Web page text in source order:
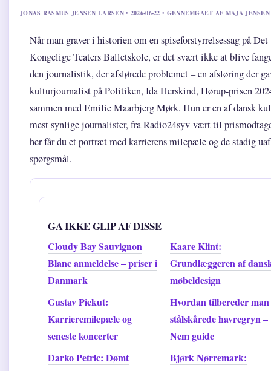
JONAS RASMUS JENSEN LARSEN • 2026-06-22 • GENNEMGAET AF MAJA JENSEN
Når man graver i historien om en spiseforstyrrelsessag på Det
Kongelige Teaters Balletskole, er det svært ikke at blive
den journalistik, der afslørede problemet – en afsløring der
kulturjournalist på Politiken, Ida Herskind, Hørup-prisen
sammen med Emilie Maarbjerg Mørk. Hun er en af dansk
mest synlige journalister, fra Radio24syv-vært til
her får du et portræt med karrierens milepæle og de stadig
spørgsmål.
GA IKKE GLIP AF DISSE
Cloudy Bay Sauvignon
Blanc anmeldelse – priser i
Danmark
Kaare Klint:
Grundlæggeren af
møbeldesign
Gustav Piekut:
Karrieremilepæle og
seneste koncerter
Hvordan tilbereder man
stålskårede havregryn –
Nem guide
Darko Petric: Dømt
Bjørk Nørremark: